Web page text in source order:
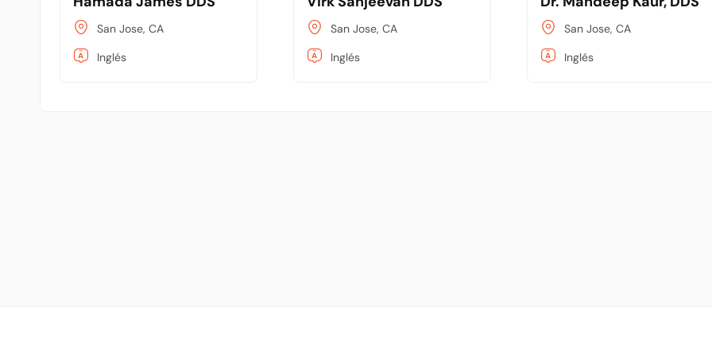
San Jose, CA
Inglés
San Jose, CA
Inglés
San Jose, CA
Inglés